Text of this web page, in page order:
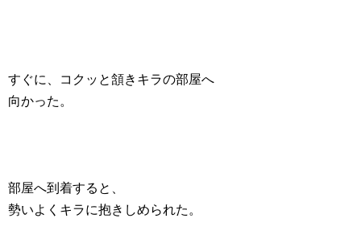
すぐに、コクッと頷きキラの部屋へ
向かった。
部屋へ到着すると、
勢いよくキラに抱きしめられた。